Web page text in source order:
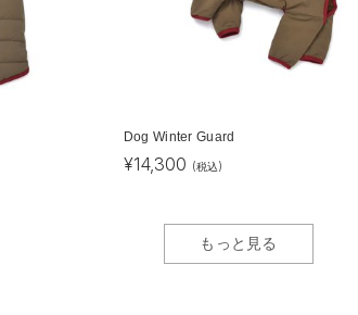
Dog Winter Guard
¥14,300 (税込)
もっと見る